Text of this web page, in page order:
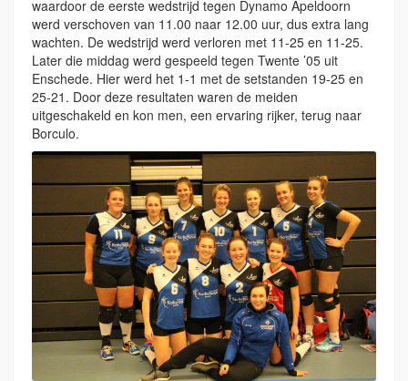
waardoor de eerste wedstrijd tegen Dynamo Apeldoorn
werd verschoven van 11.00 naar 12.00 uur, dus extra lang
wachten. De wedstrijd werd verloren met 11-25 en 11-25.
Later die middag werd gespeeld tegen Twente ’05 uit
Enschede. Hier werd het 1-1 met de setstanden 19-25 en
25-21. Door deze resultaten waren de meiden
uitgeschakeld en kon men, een ervaring rijker, terug naar
Borculo.